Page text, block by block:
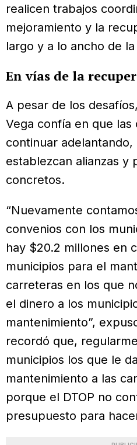
realicen trabajos
mejoramiento y la
largo y a lo ancho de la
En vías de la
A pesar de los
Vega confía en que las
continuar
establezcan alianzas y
concretos.
“Nuevamente
convenios con los
hay $20.2 millones en
municipios para el
carreteras en los que
el dinero a los
mantenimiento”,
recordó que,
municipios los que le
mantenimiento a las
porque el DTOP no
presupuesto para